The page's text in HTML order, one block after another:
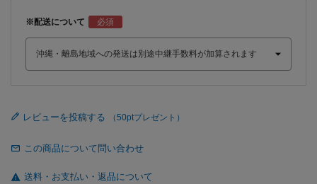
※配送について
レビューを投稿する
この商品について問い合わせ
送料・お支払い・返品について